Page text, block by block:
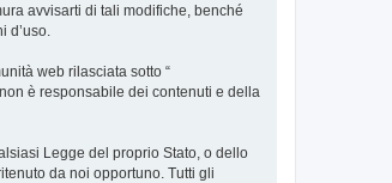
avvisarti di tali modifiche, benché
d’uso.
web rilasciata sotto “
è responsabile dei contenuti e della
Legge del proprio Stato, o dello
da noi opportuno. Tutti gli